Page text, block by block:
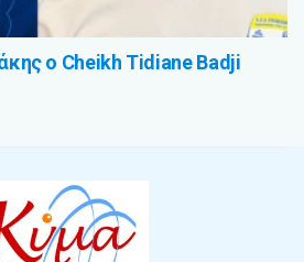
ο Cheikh Tidiane Badji